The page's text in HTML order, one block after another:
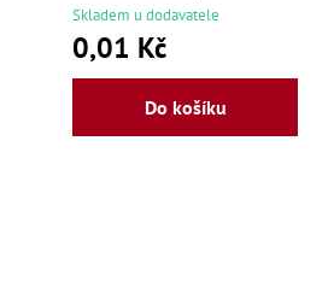
Skladem u dodavatele
0,01 Kč
Do košíku